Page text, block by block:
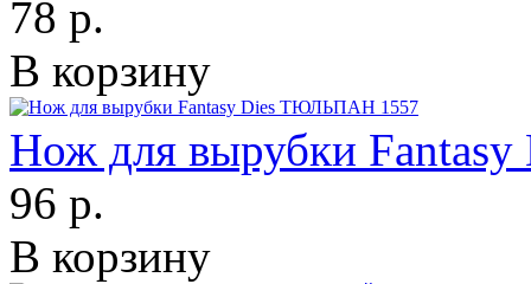
78 р.
В корзину
Нож для вырубки
96 р.
В корзину